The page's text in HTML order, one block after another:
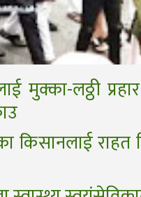
मुक्का-लठ्ठी
किसानलाई